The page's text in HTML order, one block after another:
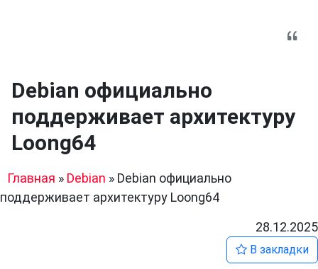
Debian официально
поддерживает архитектуру
Loong64
Главная » Debian » Debian официально
поддерживает архитектуру Loong64
28.12.2025
В закладки